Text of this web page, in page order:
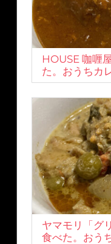
HOUSE 咖喱
た。おうちカ
ヤマモリ「グ
食べた。おう